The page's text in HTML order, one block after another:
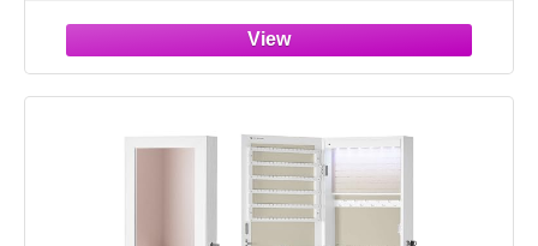
Fodera Greige JJC007W02